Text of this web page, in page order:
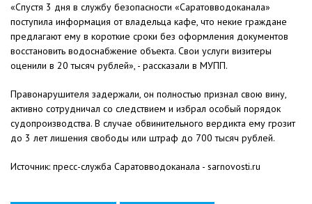
«Спустя 3 дня в службу безопасности «Саратовводоканала»
поступила информация от владельца кафе, что некие граждане
предлагают ему в короткие сроки без оформления документов
восстановить водоснабжение объекта. Свои услуги визитеры
оценили в 20 тысяч рублей», - рассказали в МУПП.
Правонарушителя задержали, он полностью признал свою вину,
активно сотрудничал со следствием и избрал особый порядок
судопроизводства. В случае обвинительного вердикта ему грозит
до 3 лет лишения свободы или штраф до 700 тысяч рублей.
Источник: пресс-служба Саратовводоканала - sarnovosti.ru